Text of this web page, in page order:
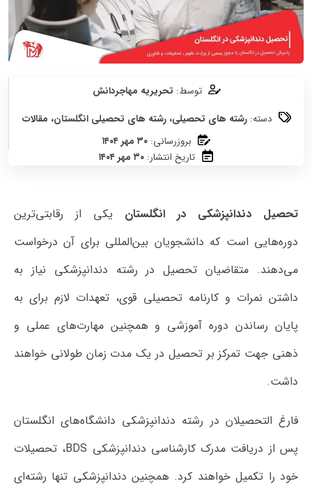
توسط: تحریریه مهاجردانش
دسته:رشته های تحصیلی،رشته های تحصیلی انگلستان، مقالات
بروزرسانی: ۳۰ مهر ۱۴۰۴
تاریخ انتشار:۳۰ مهر ۱۴۰۴
تحصیل دندانپزشکی در انگلستان یکی از رقابتی‌ترین
دوره‌هایی است که دانشجویان بین‌المللی برای آن درخواست
می‌دهند. متقاضیان تحصیل در رشته دندانپزشکی نیاز به
داشتن نمرات و کارنامه تحصیلی قوی، تعهدات لازم برای به
پایان رساندن دوره آموزشی و همچنین مهارت‌های عملی و
ذهنی جهت تمرکز بر تحصیل در یک مدت زمان طولانی خواهند
داشت‌.
فارغ التحصیلان در رشته دندانپزشکی دانشگاه‌های انگلستان
پس از دریافت مدرک کارشناسی دندانپزشکی BDS، تحصیلات
خود را تکمیل خواهند کرد. همچنین دندانپزشکی تنها رشته‌ای